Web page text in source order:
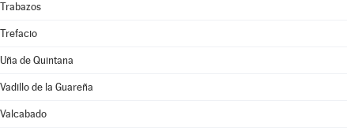
Trabazos
Trefacio
Uña de Quintana
Vadillo de la Guareña
Valcabado